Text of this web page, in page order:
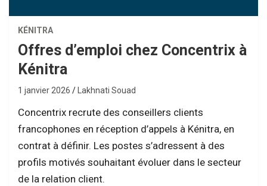
KÉNITRA
Offres d’emploi chez Concentrix à
Kénitra
1 janvier 2026 Lakhnati Souad
Concentrix recrute des conseillers clients
francophones en réception d’appels à Kénitra, en
contrat à définir. Les postes s’adressent à des
profils motivés souhaitant évoluer dans le secteur
de la relation client.